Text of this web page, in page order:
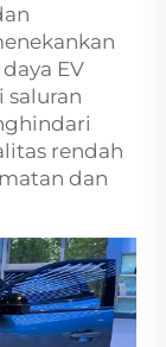
EV
saluran
rendah
dan